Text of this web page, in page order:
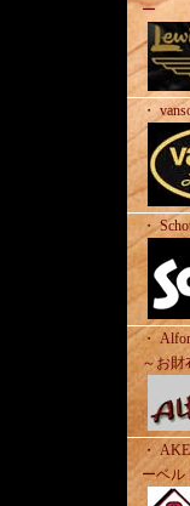
ー
・
・
・
～お財
・
ーベル